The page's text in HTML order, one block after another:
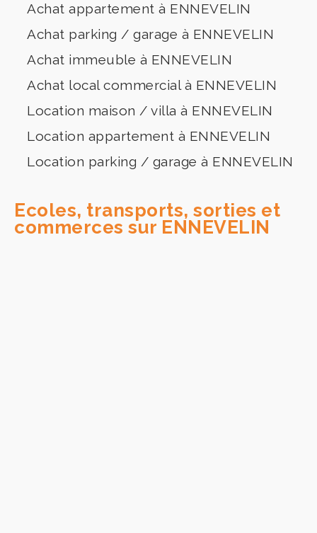
Achat appartement à ENNEVELIN
Achat parking / garage à ENNEVELIN
Achat immeuble à ENNEVELIN
Achat local commercial à ENNEVELIN
Location maison / villa à ENNEVELIN
Location appartement à ENNEVELIN
Location parking / garage à ENNEVELIN
Ecoles, transports, sorties et
commerces sur ENNEVELIN